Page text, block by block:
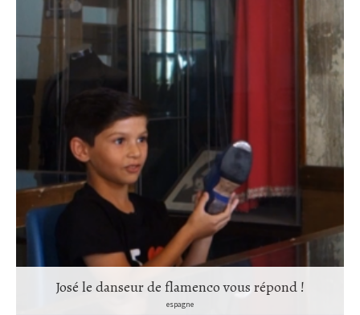
José le danseur de flamenco vous répond !
espagne